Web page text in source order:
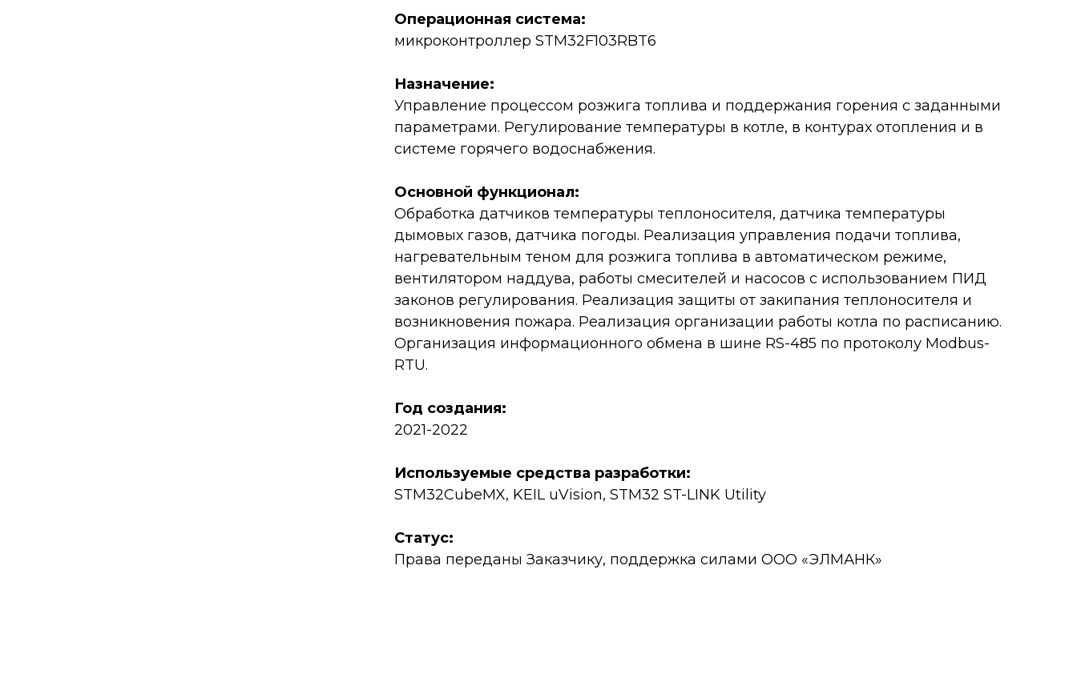
Операционная система:
микроконтроллер STM32F103RBT6
Назначение:
Управление процессом розжига топлива и поддержания горения с заданными
параметрами. Регулирование температуры в котле, в контурах отопления и в
системе горячего водоснабжения.
Основной функционал:
Обработка датчиков температуры теплоносителя, датчика температуры
дымовых газов, датчика погоды. Реализация управления подачи топлива,
нагревательным теном для розжига топлива в автоматическом режиме,
вентилятором наддува, работы смесителей и насосов с использованием ПИД
законов регулирования. Реализация защиты от закипания теплоносителя и
возникновения пожара. Реализация организации работы котла по расписанию.
Организация информационного обмена в шине RS-485 по протоколу Modbus-
RTU.
Год создания:
2021-2022
Используемые средства разработки:
STM32CubeMX, KEIL uVision, STM32 ST-LINK Utility
Статус:
Права переданы Заказчику, поддержка силами ООО «ЭЛМАНК»